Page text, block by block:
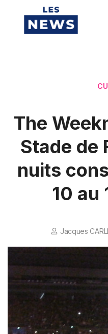
The
Stade de
nuits
10 au
Jacques